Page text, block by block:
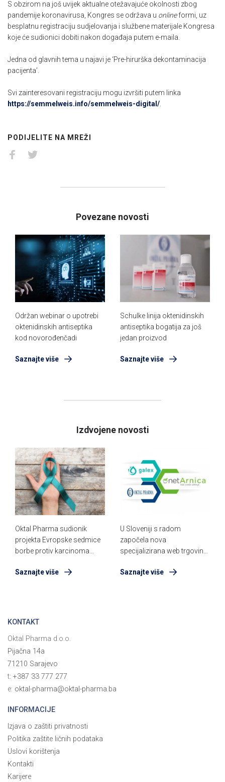
S obzirom na još uvijek aktualne otežavajuće okolnosti zbog
pandemije koronavirusa, Kongres se održava u onlineformi, uz
besplatnu registraciju sudjelovanja i službene materijale Kongresa
koje će sudionici dobiti nakon događaja putem e-maila.
Jedna od glavnih tema u najavi je ‘Pre-hirurška dekontaminacija
pacijenta’.
Svi zainteresovani registraciju mogu izvršiti putem linka
https://semmelweis.info/semmelweis-digital/
PODIJELITE NA MREŽI
Povezane novosti
Održan webinar o upotrebi
oktenidinskih antiseptika
kod novorođenčadi
Saznajte više
Schulke linija oktenidinskih
antiseptika bogatija za još
jedan proizvod
Saznajte više
Izdvojene novosti
Oktal Pharma sudionik
projekta Evropske sedmice
borbe protiv karcinoma
Saznajte više
U Sloveniji s radom
započela nova
specijalizirana web trgovina
Saznajte više
KONTAKT
Oktal Pharma d.o.o.
Pijačna 14a
71210 Sarajevo
t: +387 33 777 277
e: oktal-pharma@oktal-pharma.ba
INFORMACIJE
Izjava o zaštiti privatnosti
Politika zaštite ličnih podataka
Uslovi korištenja
Kontakti
Karijere